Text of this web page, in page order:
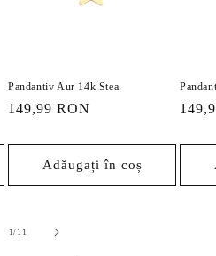
Pandantiv Aur 14k Stea
Preț
149,99 RON
Adăugați în coș
Preț
1/din
11